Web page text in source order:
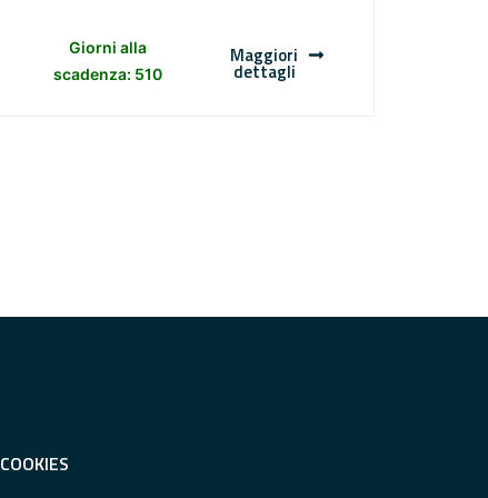
Giorni alla
scadenza: 510
Maggiori
dettagli
COOKIES